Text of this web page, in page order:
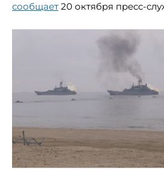
сообщает 20 октября пресс-